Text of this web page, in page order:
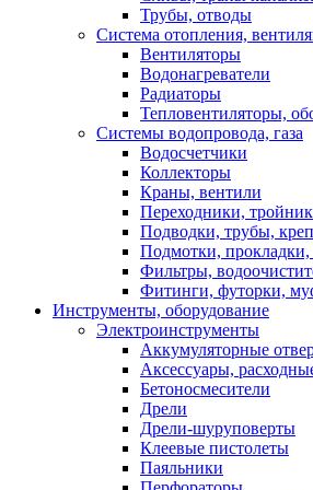
Трубы, отводы
Система отопления,
Вентиляторы
Водонагреватели
Радиаторы
Тепловентиляторы,
Системы водопровода, газа
Водосчетчики
Коллекторы
Краны, вентили
Переходники,
Подводки, трубы,
Подмотки,
Фильтры,
Фитинги, футорки,
Инструменты, оборудование
Электроинструменты
Аккумуляторные
Аксессуары,
Бетоносмесители
Дрели
Дрели-шуруповерты
Клеевые пистолеты
Паяльники